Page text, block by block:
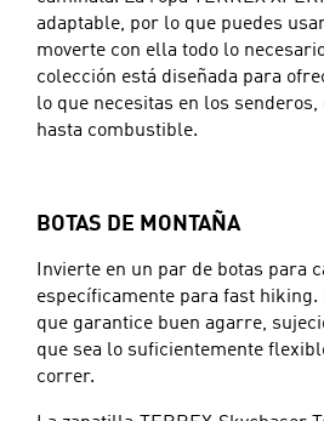
adaptable, por lo que puedes
moverte con ella todo lo
colección está diseñada para
lo que necesitas en los
hasta combustible.
BOTAS DE MONTAÑA
Invierte en un par de botas para
específicamente para fast hiking.
que garantice buen agarre,
que sea lo suficientemente
correr.